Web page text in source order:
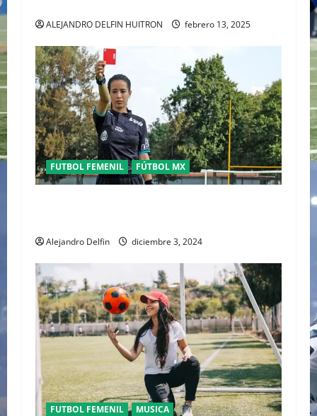
ALEJANDRO DELFIN HUITRON febrero 13, 2025
FUTBOL FEMENIL FÚTBOL MX
Alejandro Delfin diciembre 3, 2024
FUTBOL FEMENIL MUSICA